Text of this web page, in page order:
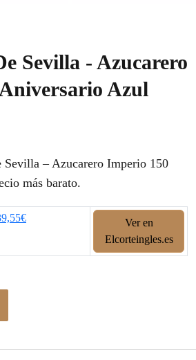
Sevilla - Azucarero
Azul
Sevilla – Azucarero Imperio 150
más barato.
Ver en
Elcorteingles.es